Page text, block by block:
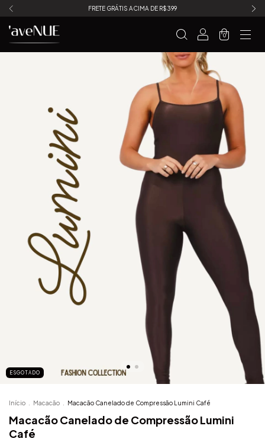
FRETE GRÁTIS ACIMA DE R$399
0
ESGOTADO
Início Macacão Macacão Canelado de Compressão Lumini Café
Macacão Canelado de Compressão Lumini
Café